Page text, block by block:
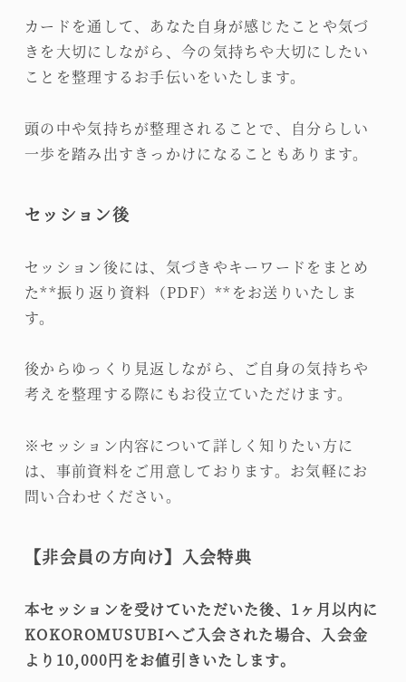
カードを通して、あなた自身が感じたことや気づ
きを大切にしながら、今の気持ちや大切にしたい
ことを整理するお手伝いをいたします。
頭の中や気持ちが整理されることで、自分らしい
一歩を踏み出すきっかけになることもあります。
セッション後
セッション後には、気づきやキーワードをまとめ
た**振り返り資料（PDF）**をお送りいたしま
す。
後からゆっくり見返しながら、ご自身の気持ちや
考えを整理する際にもお役立ていただけます。
※セッション内容について詳しく知りたい方に
は、事前資料をご用意しております。お気軽にお
問い合わせください。
【非会員の方向け】入会特典
本セッションを受けていただいた後、1ヶ月以内に
KOKOROMUSUBIへご入会された場合、入会金
より10,000円をお値引きいたします。